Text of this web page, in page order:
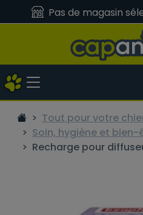
Pas de magasin
Tout pour votre
Soin, hygiène et
Recharge pour